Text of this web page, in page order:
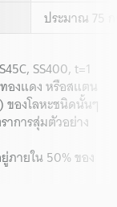
ประมาณ 75
SS400, t=1
องแดง หรือสแตน
องโลหะชนิดนั้นๆ
การสุ่มตัวอย่าง
ภายใน 50% ของ